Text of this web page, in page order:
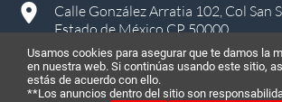
Calle González Arratia 102, Col San
Estado de México CP 50000
Usamos cookies para asegurar que te damos la
en nuestra web. Si continúas usando este sitio,
estás de acuerdo con ello.
**Los anuncios dentro del sitio son